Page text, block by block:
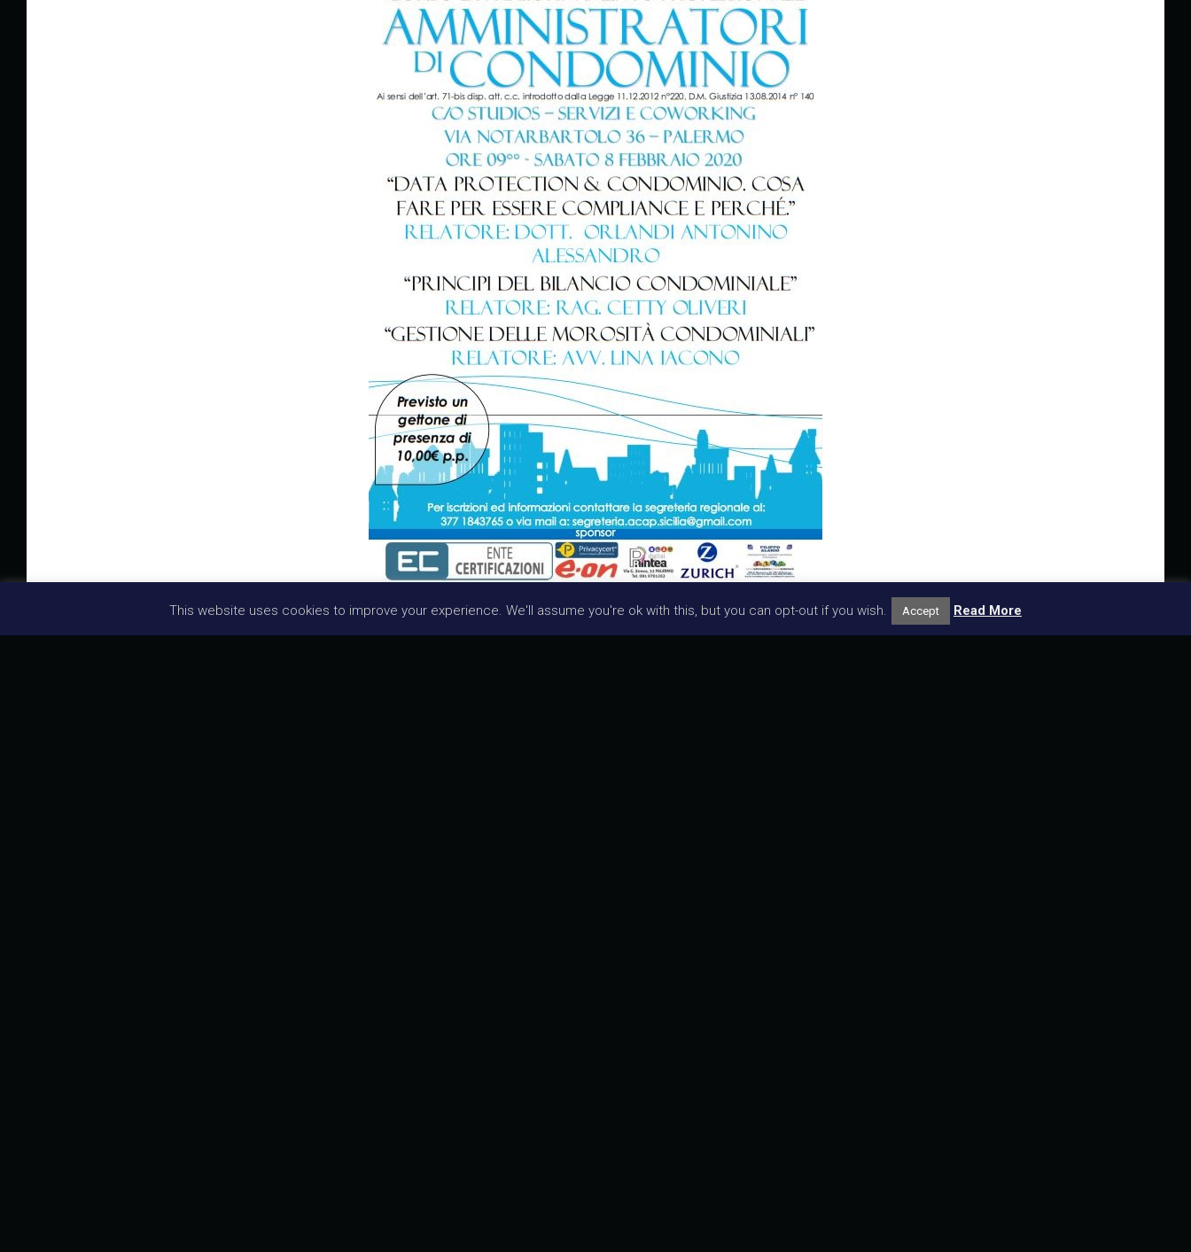
Ente Certificazioni è partner Ufficiale per l’Associazione Condominiali Amministratori e Proprietari , evento
utile per l’aggiornamento professionale per Amministratori di Condominio presso lo Studios – Servizi e
This website uses cookies to improve your experience. We'll assume you're ok with this, but you can opt-out if you wish. Accept Read More